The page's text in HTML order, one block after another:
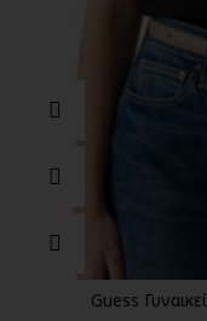
Guess